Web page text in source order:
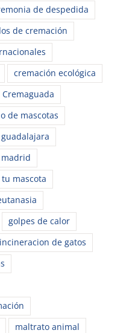
de despedida
de cremación
cremación ecológica
Cremaguada
de mascotas
mascota
golpes de calor
incineracion de gatos
maltrato animal